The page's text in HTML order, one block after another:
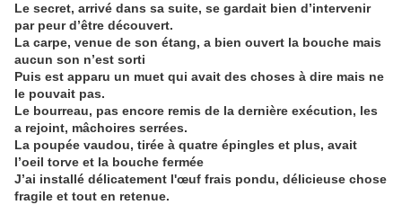
Le secret, arrivé dans sa suite, se gardait bien d’intervenir
par peur d’être découvert.
La carpe, venue de son étang, a bien ouvert la bouche mais
aucun son n’est sorti
Puis est apparu un muet qui avait des choses à dire mais ne
le pouvait pas.
Le bourreau, pas encore remis de la dernière exécution, les
a rejoint, mâchoires serrées.
La poupée vaudou, tirée à quatre épingles et plus, avait
l’oeil torve et la bouche fermée
J’ai installé délicatement l'œuf frais pondu, délicieuse chose
fragile et tout en retenue.